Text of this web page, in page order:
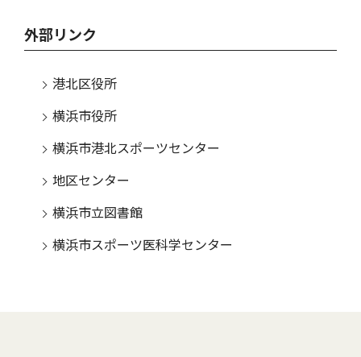
外部リンク
港北区役所
横浜市役所
横浜市港北スポーツセンター
地区センター
横浜市立図書館
横浜市スポーツ医科学センター